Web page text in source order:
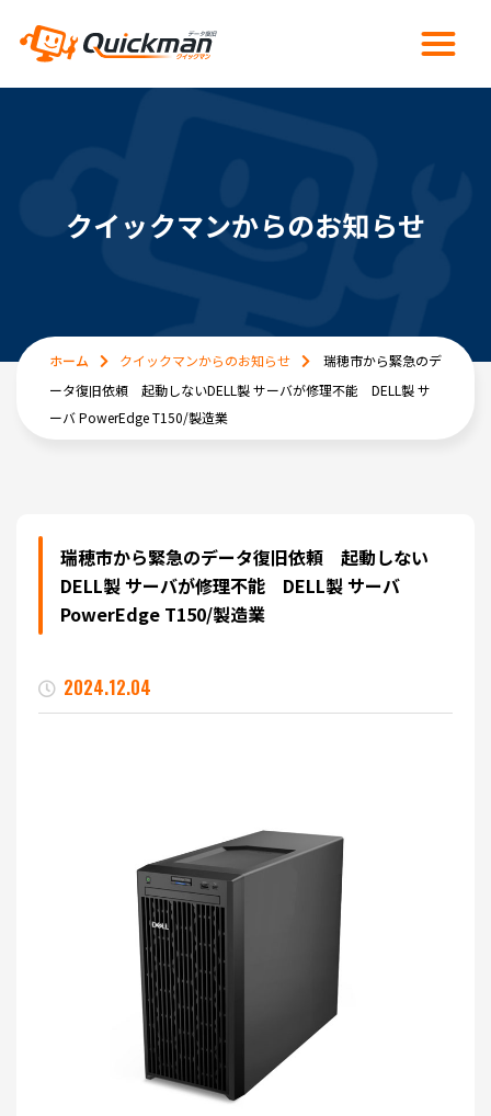
クイックマンからのお知らせ
ホーム クイックマンからのお知らせ
瑞穂市から緊急のデ
ータ復旧依頼 起動しないDELL製 サーバが修理不能 DELL製 サ
ーバ PowerEdge T150/製造業
瑞穂市から緊急のデータ復旧依頼 起動しない
DELL製 サーバが修理不能 DELL製 サーバ
PowerEdge T150/製造業
2024.12.04